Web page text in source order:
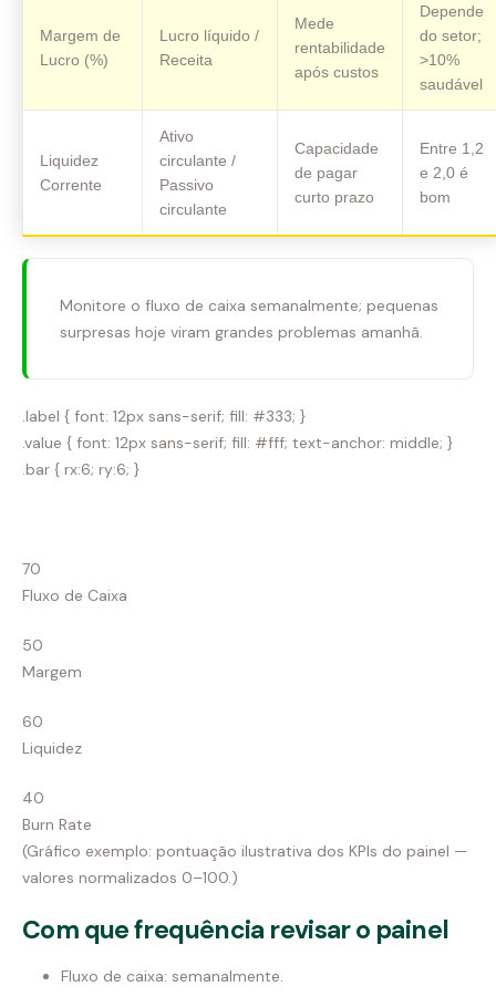
Margem de
Lucro (%)
Lucro líquido /
Receita
Mede
rentabilidade
após custos
Depende
do setor;
>10%
saudável
Liquidez
Corrente
Ativo
circulante /
Passivo
circulante
Capacidade
de pagar
curto prazo
Entre 1,2
e 2,0 é
bom
Monitore o fluxo de caixa semanalmente; pequenas
surpresas hoje viram grandes problemas amanhã.
.label { font: 12px sans-serif; fill: #333; }
.value { font: 12px sans-serif; fill: #fff; text-anchor: middle; }
.bar { rx:6; ry:6; }
70
Fluxo de Caixa
50
Margem
60
Liquidez
40
Burn Rate
(Gráfico exemplo: pontuação ilustrativa dos KPIs do painel —
valores normalizados 0–100.)
Com que frequência revisar o painel
Fluxo de caixa: semanalmente.